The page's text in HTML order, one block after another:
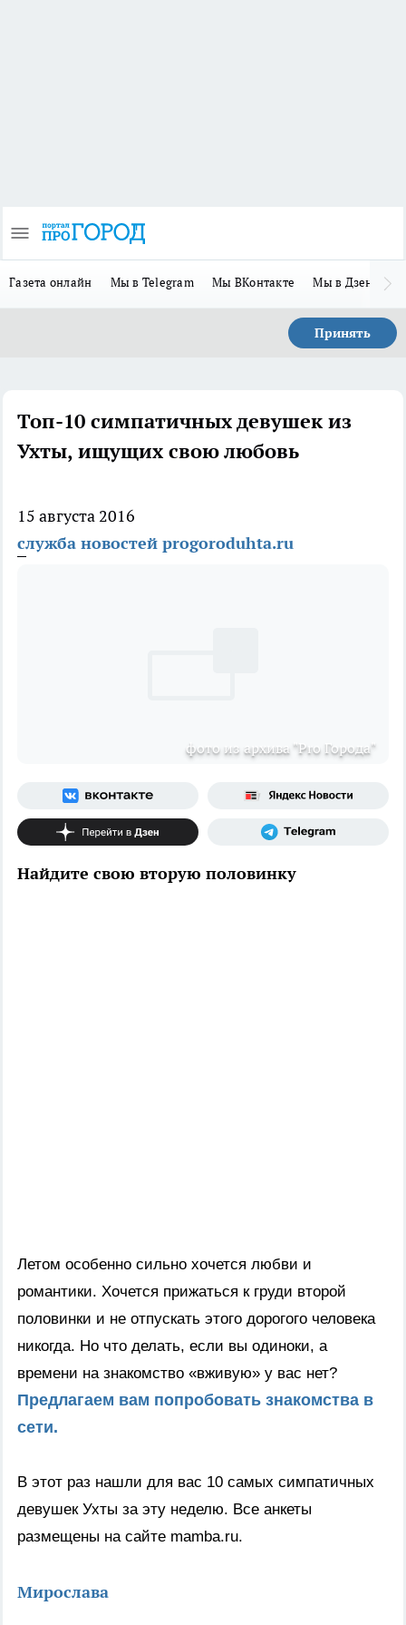
Газета онлайн Мы в Telegram Мы ВКонтакте Мы в Дзене
Принять
Топ-10 симпатичных девушек из
Ухты, ищущих свою любовь
15 августа 2016
служба новостей progoroduhta.ru
фото из архива "Pro Города"
Найдите свою вторую половинку
Летом особенно сильно хочется любви и
романтики. Хочется прижаться к груди второй
половинки и не отпускать этого дорогого человека
никогда. Но что делать, если вы одиноки, а
времени на знакомство «вживую» у вас нет?
Предлагаем вам попробовать знакомства в
сети.
В этот раз нашли для вас 10 самых симпатичных
девушек Ухты за эту неделю. Все анкеты
размещены на сайте mamba.ru.
Мирослава